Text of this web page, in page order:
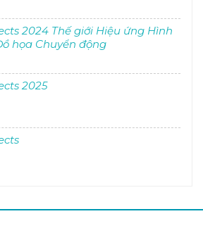
2024 Thế giới Hiệu ứng Hình
họa Chuyển động
2025